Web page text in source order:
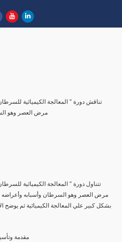
تناقش دورة " المعالجة الكيميائية
مرض العصر وهو
تتناول دورة " المعالجة الكيميائية
مرض العصر وهو السرطان وأسبابه وأعراضه
بشكل كبير علي المعالجة الكيميائية ثم يوضح
1- مقدمة